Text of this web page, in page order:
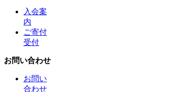
入会案
内
ご寄付
受付
お問い合わせ
お問い
合わせ